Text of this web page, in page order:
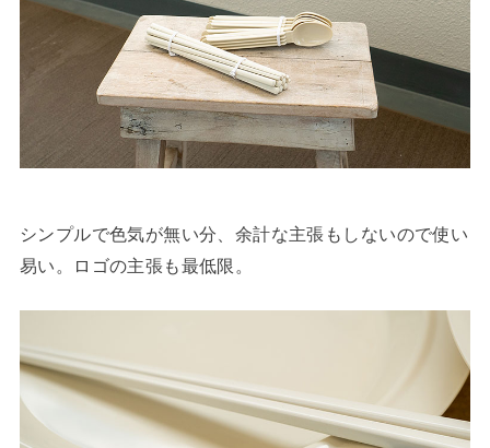
シンプルで色気が無い分、余計な主張もしないので使い
易い。ロゴの主張も最低限。